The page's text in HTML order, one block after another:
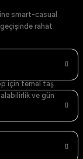
smart-casual
rahat
Duruş
için temel taş
ve gün